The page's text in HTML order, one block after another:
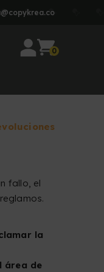
0
fallo, el
la
área de